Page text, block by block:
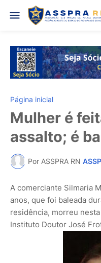
Página inicial
Mulher é
assalto; é
Por ASSPRA RN
A comerciante Silmaria
anos, que foi baleada
residência, morreu
Instituto Doutor José